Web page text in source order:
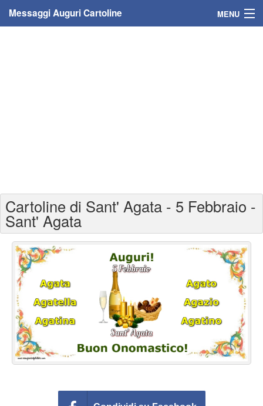
Messaggi Auguri Cartoline MENU
Cartoline auguri anni
Cartoline giorni anno
Cartoline giorni settimana
Cartoline musicali
Cartoline animate
Accedi
Cartoline di Sant' Agata - 5 Febbraio -
Sant' Agata